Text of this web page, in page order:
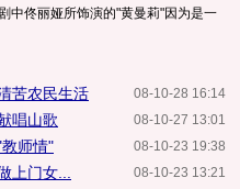
中佟丽娅所饰演的"黄曼莉"因为是一
08-10-28 16:14
苦农民生活
08-10-27 13:01
唱山歌
08-10-23 19:38
教师情"
08-10-23 13:21
上门女...